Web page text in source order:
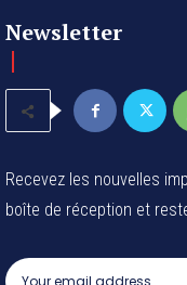
Newsletter
Recevez les nouvelles
boîte de réception et